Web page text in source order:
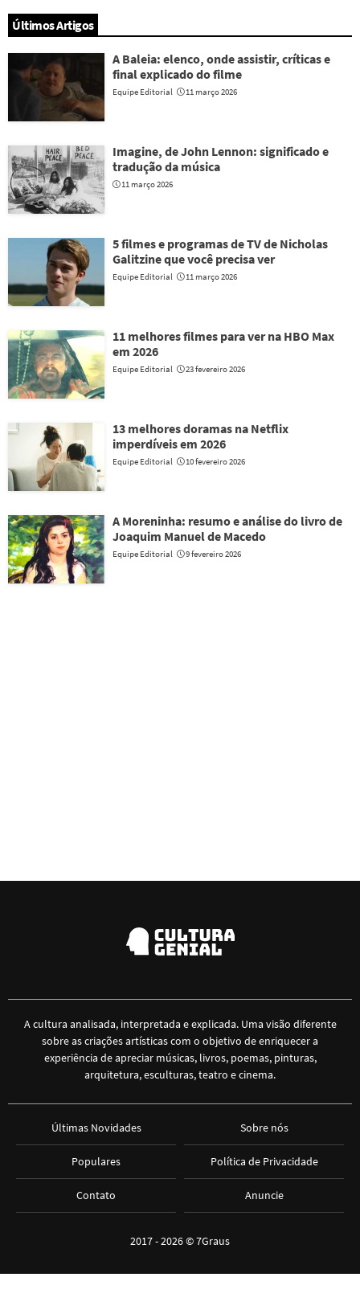
Últimos Artigos
A Baleia: elenco, onde assistir, críticas e
final explicado do filme
Equipe Editorial 11 março 2026
Imagine, de John Lennon: significado e
tradução da música
11 março 2026
5 filmes e programas de TV de Nicholas
Galitzine que você precisa ver
Equipe Editorial 11 março 2026
11 melhores filmes para ver na HBO Max
em 2026
Equipe Editorial 23 fevereiro 2026
13 melhores doramas na Netflix
imperdíveis em 2026
Equipe Editorial 10 fevereiro 2026
A Moreninha: resumo e análise do livro de
Joaquim Manuel de Macedo
Equipe Editorial 9 fevereiro 2026
A cultura analisada, interpretada e explicada. Uma visão diferente
sobre as criações artísticas com o objetivo de enriquecer a
experiência de apreciar músicas, livros, poemas, pinturas,
arquitetura, esculturas, teatro e cinema.
Últimas Novidades
Populares
Contato
Sobre nós
Política de Privacidade
Anuncie
2017 - 2026 ©7Graus